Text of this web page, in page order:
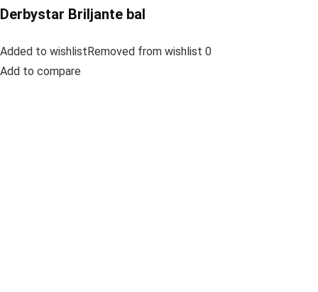
Derbystar Briljante bal
Added to wishlistRemoved from wishlist 0
Add to compare